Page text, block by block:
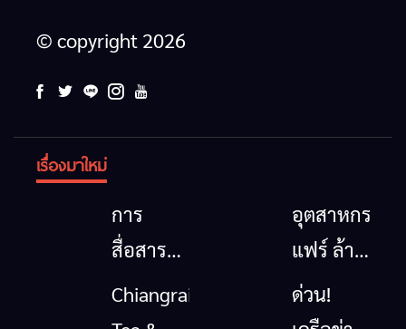
© copyright 2026
เรื่องมาใหม่
การ
สื่อสาร
โทรคมนาคม
กรณีภัย
อุตสาหกรรม
แฟร์ ล้าน
นาตะวัน
ออก
Chiangrai
ด่วน!